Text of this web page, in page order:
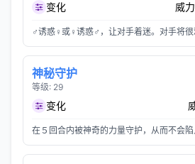
变化 威
♂诱惑♀或♀诱惑♂，让对手着迷。对手将很
神秘守护
等级: 29
变化
在５回合内被神奇的力量守护，从而不会陷